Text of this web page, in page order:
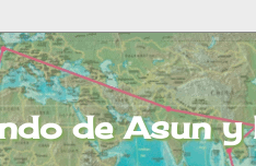
de Asun y